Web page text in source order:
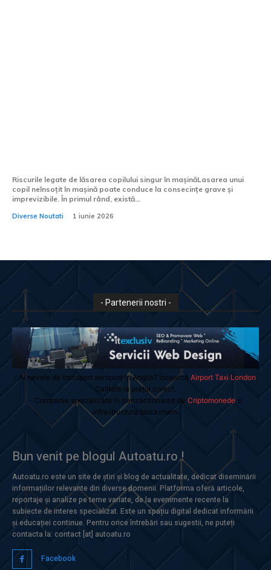
Riscurile legate de lăsarea copilului singur în mașinăLasarea unui
copil neînsoțit în mașină poate conduce la consecințe grave și
imprevizibile. În primul rând, există...
Diverse Noutati 1 iunie 2026
- Partenerii nostri -
- Ai nevoie de transport aeroport in Anglia? Încearcă Airport Taxi London
Calitate la prețul corect.
- Companie specializata in tranzactionarea de Criptomonedesi
infrastructura blockchain.
Bun venit pe blogul Autoatu.ro !
Autoatu.ro este un site de știri și blog de actualitate, dedicat diseminării
informațiilor relevante din diverse domenii. Platforma oferă articole,
reportaje și analize pe teme variate, de la evenimente recente la
subiecte de interes specializat. Este un spațiu digital dedicat informării
și educației continue. Pentru orice întrebări sau sugestii, ne puteți
contacta la: contact [at] autoatu.ro
Facebook